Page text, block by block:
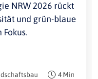
NRW 2026 rückt
und grün-blaue
4 Min